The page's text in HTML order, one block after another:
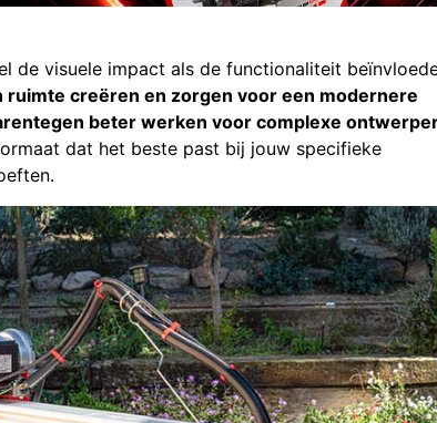
de visuele impact als de functionaliteit
creëren en zorgen voor een modernere
beter werken voor complexe
dat het beste past bij jouw specifieke